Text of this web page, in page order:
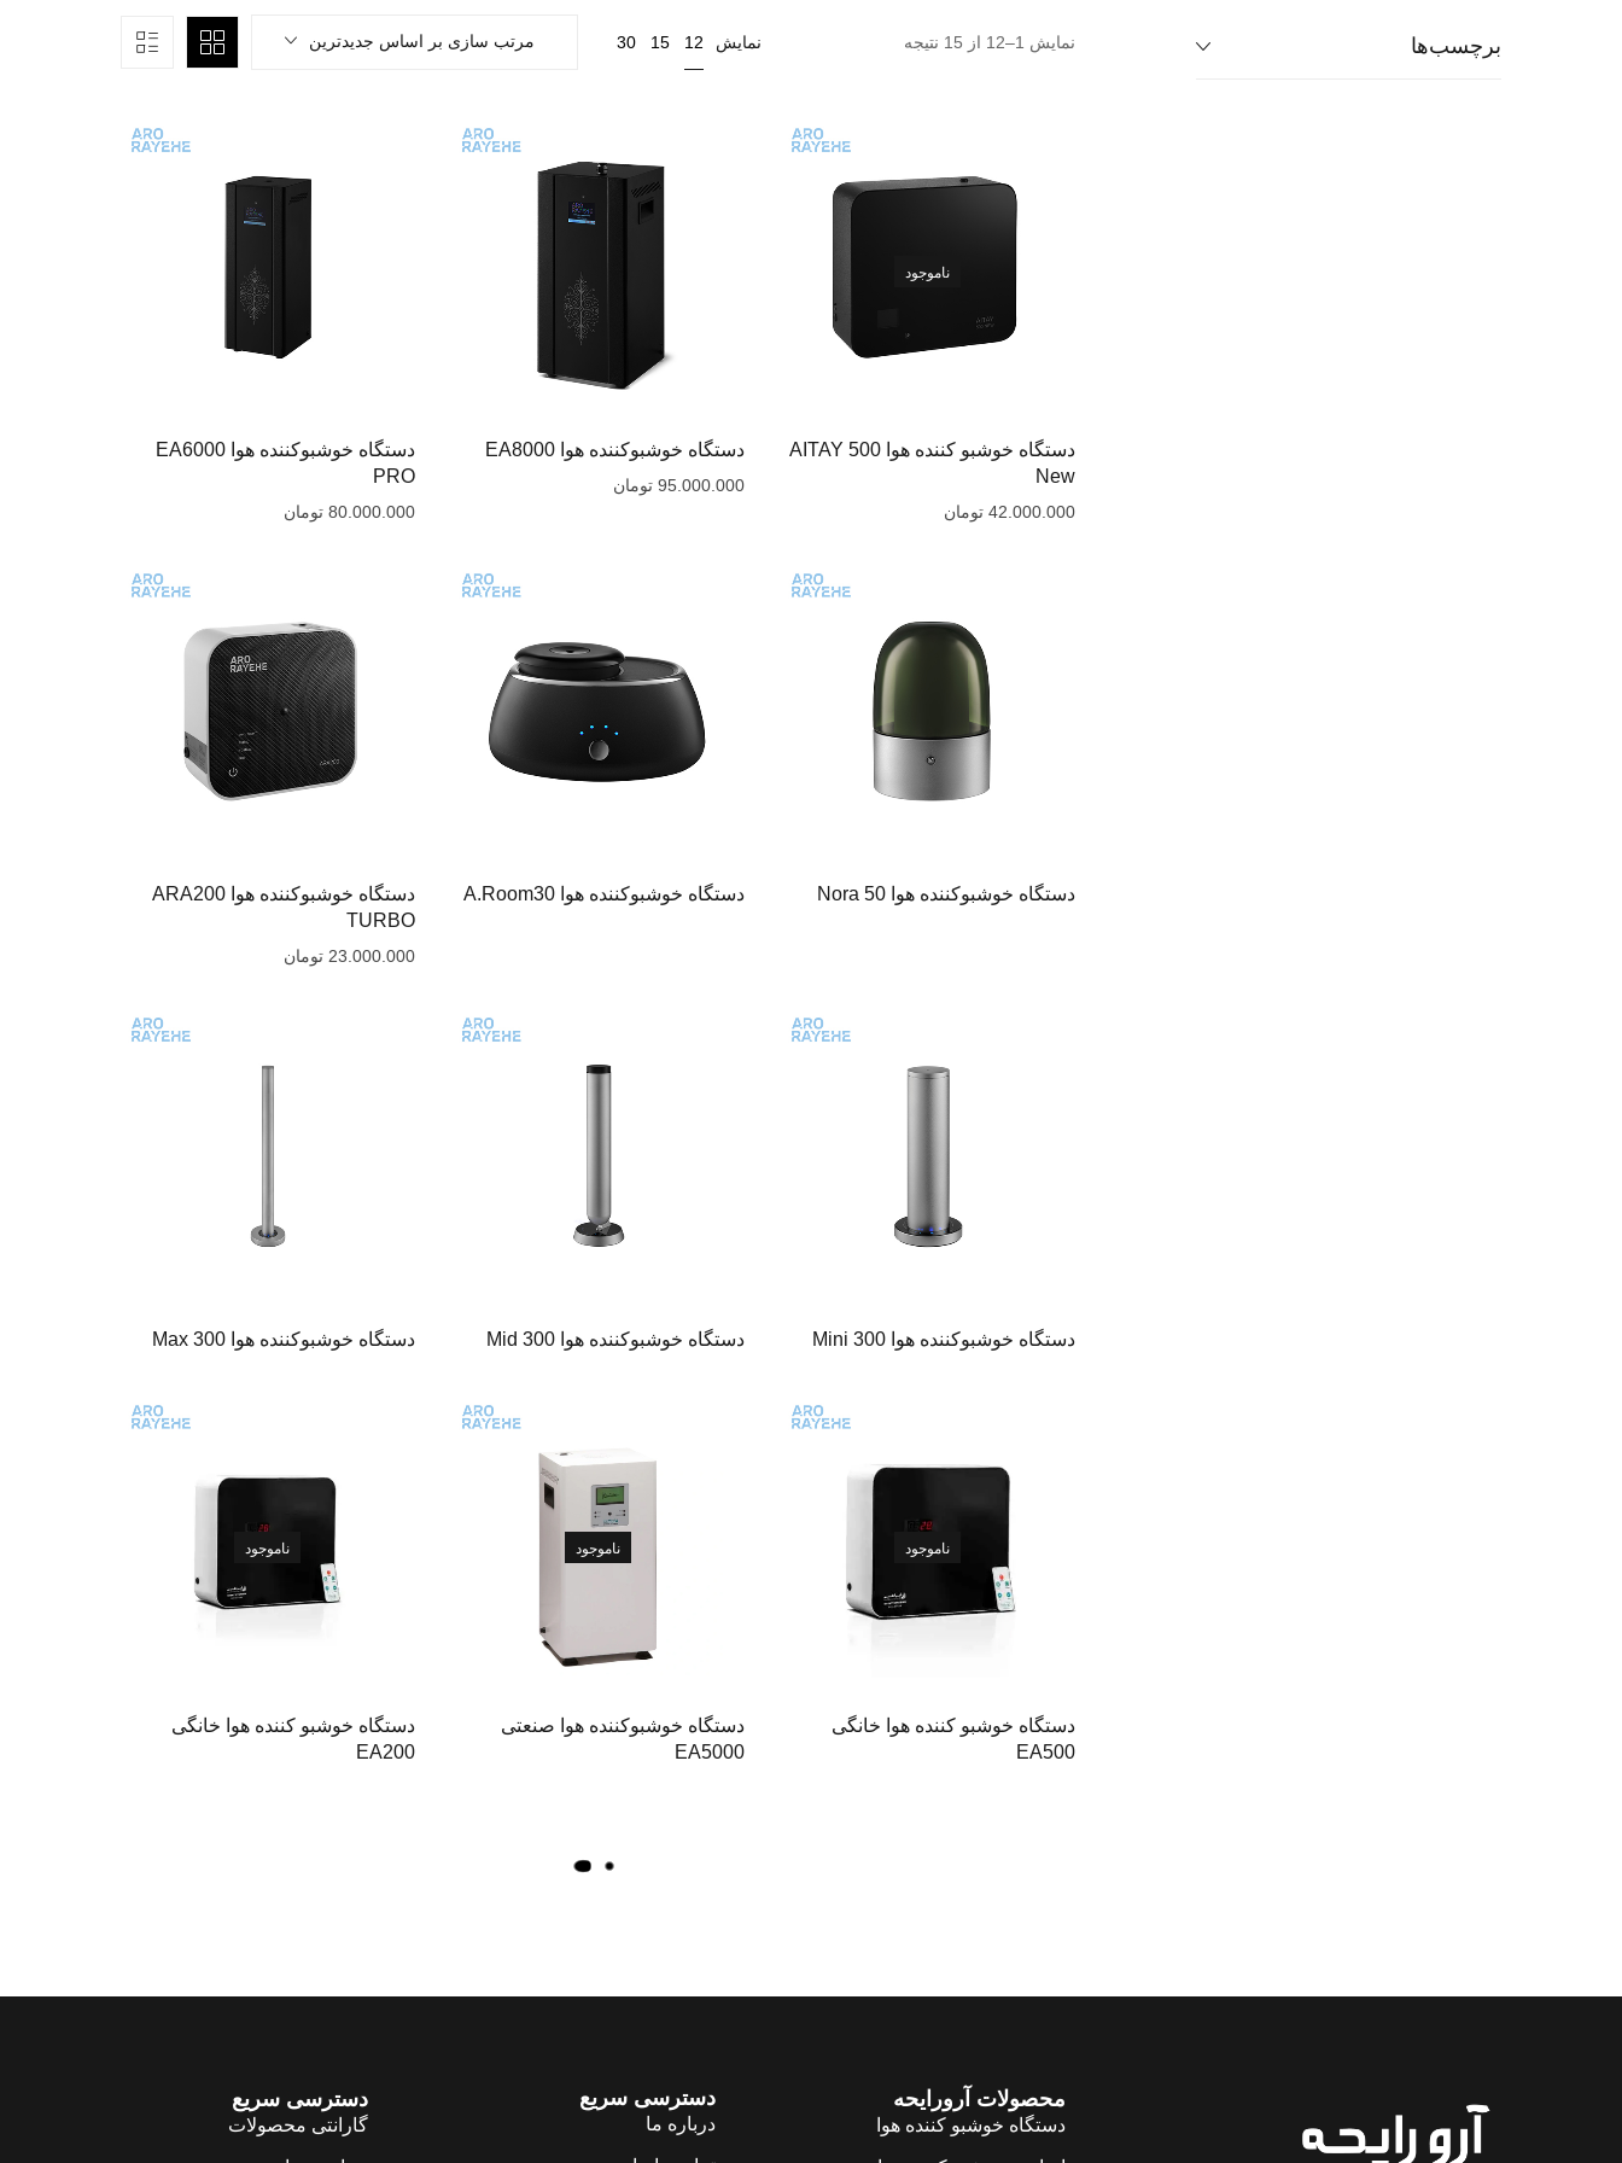
نمایش 1–12 از 15 نتیجه نمایش 12
15
30 مرتب سازی بر اساس جدیدترین
ناموجود
دستگاه خوشبو کننده هوا AITAY 500
New
42.000.000 تومان
دستگاه خوشبوکننده هوا EA8000
95.000.000 تومان
دستگاه خوشبوکننده هوا EA6000
PRO
80.000.000 تومان
دستگاه خوشبوکننده هوا Nora 50 دستگاه خوشبوکننده هوا A.Room30
دستگاه خوشبوکننده هوا ARA200
TURBO
23.000.000 تومان
دستگاه خوشبوکننده هوا Mini 300 دستگاه خوشبوکننده هوا Mid 300 دستگاه خوشبوکننده هوا Max 300
ناموجود
دستگاه خوشبو کننده هوا خانگی
EA500
ناموجود
دستگاه خوشبوکننده هوا صنعتی
EA5000
ناموجود
دستگاه خوشبو کننده هوا خانگی
EA200
با
ر
برچسب‌ها
محصولات آرورایحه
دستگاه خوشبو کننده هوا
دسترسی سریع
درباره ما
دسترسی سریع
گارانتی محصولات